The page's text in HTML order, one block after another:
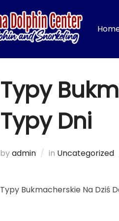
Typy
Typy Dni
byadmin in Uncategorized
Typy Bukmacherskie Na Dziś